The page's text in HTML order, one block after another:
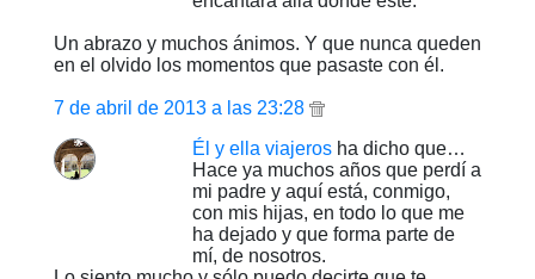
Un abrazo y muchos ánimos. Y que nunca queden
en el olvido los momentos que pasaste con él.
7 de abril de 2013 a las 23:28
Él y ella viajeros ha dicho que…
Hace ya muchos años que perdí a
mi padre y aquí está, conmigo,
con mis hijas, en todo lo que me
ha dejado y que forma parte de
mí, de nosotros.